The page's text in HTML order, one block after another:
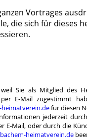
Vortrages
die sich für dieses
Sie als Mitglied des
E-Mail zugestimmt
für diesen
jederzeit
E-Mail, oder durch die
heimatverein.de